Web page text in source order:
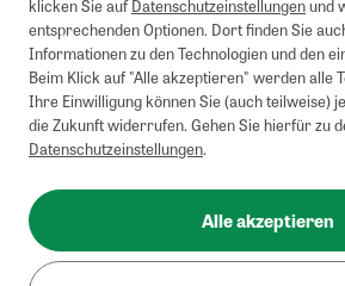
klicken Sie aufDatenschutzeinstellungenund
entsprechenden Optionen. Dort finden Sie
Informationen zu den Technologien und den
Beim Klick auf "Alle akzeptieren" werden alle
Ihre Einwilligung können Sie (auch teilweise)
die Zukunft widerrufen. Gehen Sie hierfür zu
Datenschutzeinstellungen.
Alle akzeptieren
AGB
Instagram